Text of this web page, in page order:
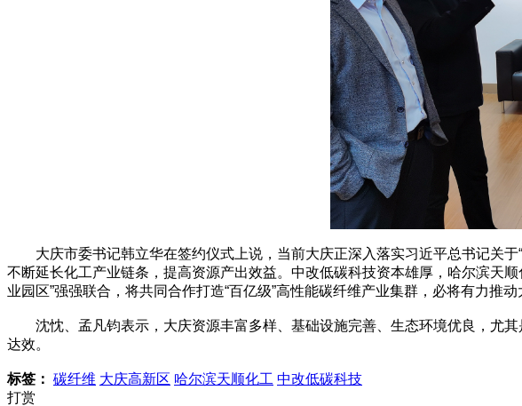
大庆市委书记韩立华在签约仪式上说，当前大庆正深入落实习近平总书记关于“
不断延长化工产业链条，提高资源产出效益。中改低碳科技资本雄厚，哈尔滨天
业园区”强强联合，将共同合作打造“百亿级”高性能碳纤维产业集群，必将有力推
沈忱、孟凡钧表示，大庆资源丰富多样、基础设施完善、生态环境优良，尤其
达效。
标签： 碳纤维 大庆高新区 哈尔滨天顺化工 中改低碳科技
打赏